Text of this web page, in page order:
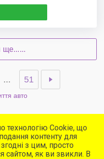
ще......
... 51
авто
технологію Cookie, що
контенту для
з цим, просто
сайтом, як ви звикли. В